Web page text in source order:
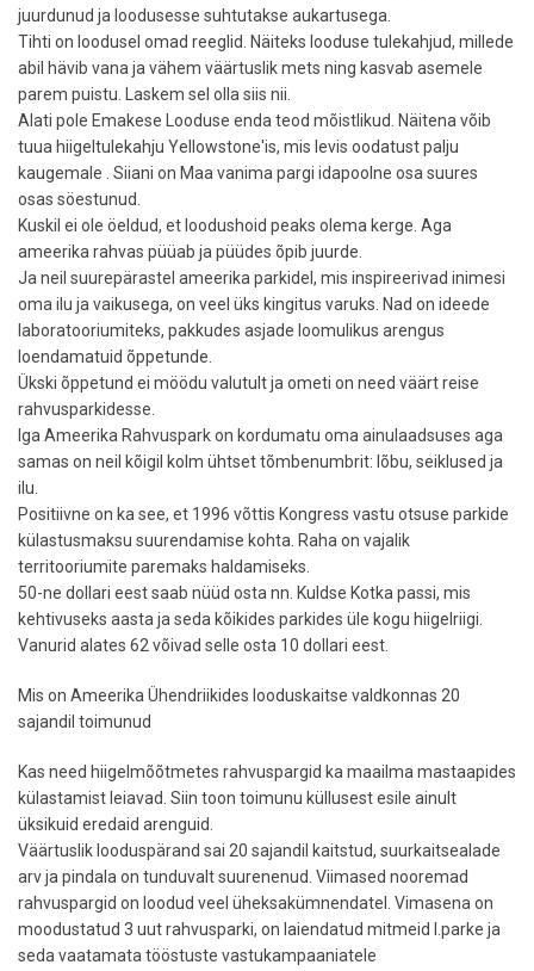
juurdunud ja loodusesse suhtutakse aukartusega.
Tihti on loodusel omad reeglid. Näiteks looduse tulekahjud, millede
abil hävib vana ja vähem väärtuslik mets ning kasvab asemele
parem puistu. Laskem sel olla siis nii.
Alati pole Emakese Looduse enda teod mõistlikud. Näitena võib
tuua hiigeltulekahju Yellowstone'is, mis levis oodatust palju
kaugemale . Siiani on Maa vanima pargi idapoolne osa suures
osas söestunud.
Kuskil ei ole öeldud, et loodushoid peaks olema kerge. Aga
ameerika rahvas püüab ja püüdes õpib juurde.
Ja neil suurepärastel ameerika parkidel, mis inspireerivad inimesi
oma ilu ja vaikusega, on veel üks kingitus varuks. Nad on ideede
laboratooriumiteks, pakkudes asjade loomulikus arengus
loendamatuid õppetunde.
Ükski õppetund ei möödu valutult ja ometi on need väärt reise
rahvusparkidesse.
Iga Ameerika Rahvuspark on kordumatu oma ainulaadsuses aga
samas on neil kõigil kolm ühtset tõmbenumbrit: lõbu, seiklused ja
ilu.
Positiivne on ka see, et 1996 võttis Kongress vastu otsuse parkide
külastusmaksu suurendamise kohta. Raha on vajalik
territooriumite paremaks haldamiseks.
50-ne dollari eest saab nüüd osta nn. Kuldse Kotka passi, mis
kehtivuseks aasta ja seda kõikides parkides üle kogu hiigelriigi.
Vanurid alates 62 võivad selle osta 10 dollari eest.
Mis on Ameerika Ühendriikides looduskaitse valdkonnas 20
sajandil toimunud
Kas need hiigelmõõtmetes rahvuspargid ka maailma mastaapides
külastamist leiavad. Siin toon toimunu küllusest esile ainult
üksikuid eredaid arenguid.
Väärtuslik looduspärand sai 20 sajandil kaitstud, suurkaitsealade
arv ja pindala on tunduvalt suurenenud. Viimased nooremad
rahvuspargid on loodud veel üheksakümnendatel. Vimasena on
moodustatud 3 uut rahvusparki, on laiendatud mitmeid l.parke ja
seda vaatamata tööstuste vastukampaaniatele